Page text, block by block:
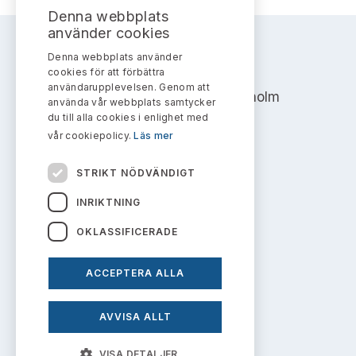
Ledamöter
Huvudmän
Verksamhetsberättelser
Publikationer och anföranden
Sök uttalanden
Avgifter
Prenumerera
Kontakt administrativa ärenden
AKTIEMARKNADSNÄMNDEN
Address: Box 7354, 103 90 Stockholm
info@aktiemarknadsnamnden.se
Om innehållet
Om webbplatsen
Prenumerera på uttalanden
Denna webbplats
använder cookies
Denna webbplats använder
cookies för att förbättra
användarupplevelsen. Genom att
använda vår webbplats samtycker
du till alla cookies i enlighet med
vår cookiepolicy.Läs mer
STRIKT NÖDVÄNDIGT
INRIKTNING
OKLASSIFICERADE
ACCEPTERA ALLA
AVVISA ALLT